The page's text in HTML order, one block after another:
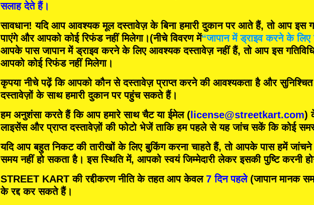
सलाह देते हैं।
सावधान! यदि आप आवश्यक मूल दस्तावेज़ के बिना हमारी दुकान पर आते हैं, तो आप इस
पाएंगे और आपको कोई रिफंड नहीं मिलेगा।(नीचे विवरण में“जापान में ड्राइव करने के लिए
आपके पास जापान में ड्राइव करने के लिए आवश्यक दस्तावेज़ नहीं हैं, तो आप इस
आपको कोई रिफंड नहीं मिलेगा।
कृपया नीचे पढ़ें कि आपको कौन से दस्तावेज़ प्राप्त करने की आवश्यकता है और
दस्तावेज़ों के साथ हमारी दुकान पर पहुंच सकते हैं।
हम अनुशंसा करते हैं कि आप हमारे साथ चैट या ईमेल ( license@streetkart.com)
लाइसेंस और प्राप्त दस्तावेज़ों की फोटो भेजें ताकि हम पहले से यह जांच सकें कि कोई
यदि आप बहुत निकट की तारीखों के लिए बुकिंग करना चाहते हैं, तो आपके पास हमें जांचने
समय नहीं हो सकता है। इस स्थिति में, आपको स्वयं जिम्मेदारी लेकर इसकी पुष्टि करनी
STREET KART की रद्दीकरण नीति के तहत आप केवल7 दिन पहले(जापान मानक
के रद्द कर सकते हैं।